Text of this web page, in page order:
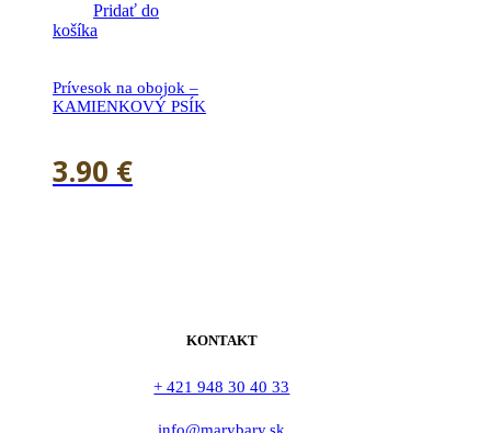
Pridať do
košíka
Prívesok na obojok –
KAMIENKOVÝ PSÍK
3.90 €
KONTAKT
+ 421 948 30 40 33